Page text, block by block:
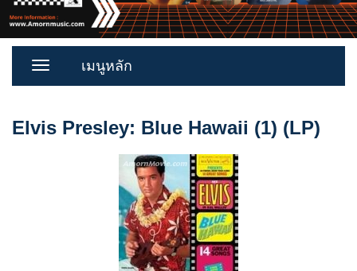
Toggle
เมนูหลัก
Elvis Presley: Blue Hawaii (1) (LP)